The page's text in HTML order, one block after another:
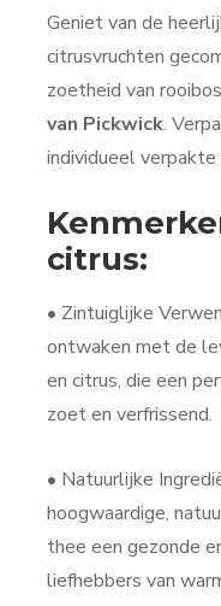
Geniet van de
citrusvruchten
zoetheid van
van Pickwick.
individueel
citrus:
• Zintuiglijke
ontwaken met de
en citrus, die een
zoet en verfrissend.
• Natuurlijke
hoogwaardige,
thee een gezonde
liefhebbers van